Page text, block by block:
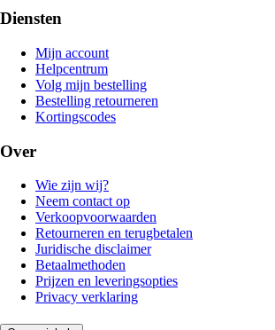
Diensten
Mijn account
Helpcentrum
Volg mijn bestelling
Bestelling retourneren
Kortingscodes
Over
Wie zijn wij?
Neem contact op
Verkoopvoorwaarden
Retourneren en terugbetalen
Juridische disclaimer
Betaalmethoden
Prijzen en leveringsopties
Privacy verklaring